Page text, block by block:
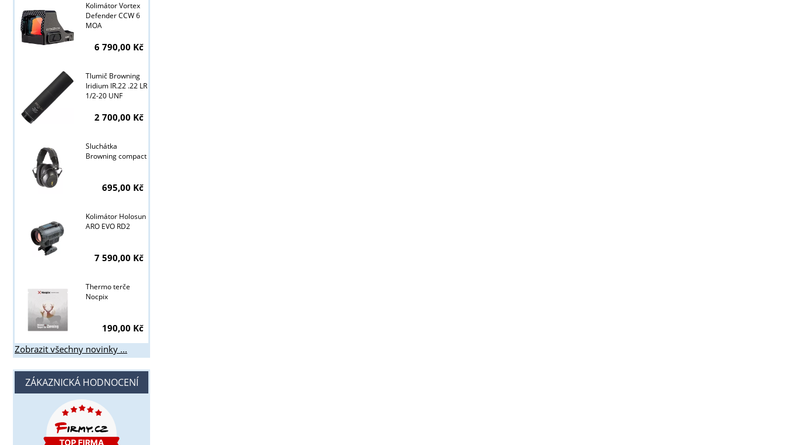
Kolimátor Vortex
Defender CCW 6
MOA
6 790,00 Kč
Tlumič Browning
Iridium IR.22 .22 LR
1/2-20 UNF
2 700,00 Kč
Sluchátka
Browning compact
695,00 Kč
Kolimátor Holosun
ARO EVO RD2
7 590,00 Kč
Thermo terče
Nocpix
190,00 Kč
Zobrazit všechny novinky ...
ZÁKAZNICKÁ HODNOCENÍ